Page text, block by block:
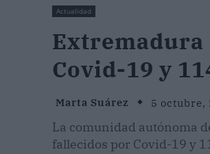
Actualidad
Extremadura
Covid-19 y
Marta Suárez 5 octubre,
La comunidad autónoma
fallecidos por Covid-19 y